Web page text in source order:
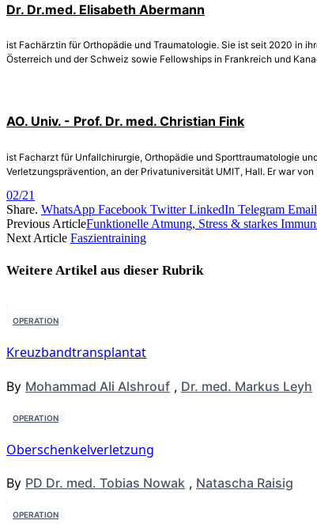
Dr. Dr.med. Elisabeth Abermann
ist Fachärztin für Orthopädie und Traumatologie. Sie ist seit 2020 in
Österreich und der Schweiz sowie Fellowships in Frankreich und
AO. Univ. - Prof. Dr. med. Christian Fink
ist Facharzt für Unfallchirurgie, Orthopädie und Sporttraumatologie
Verletzungsprävention, an der Privatuniversität UMIT, Hall. Er war
02/21
Share. WhatsApp Facebook Twitter LinkedIn Telegram Email
Previous ArticleFunktionelle Atmung, Stress & starkes
Next Article Faszientraining
Weitere Artikel aus dieser Rubrik
OPERATION
Kreuzbandtransplantat
By Mohammad Ali Alshrouf , Dr. med. Markus Leyh
OPERATION
Oberschenkelverletzung
By PD Dr. med. Tobias Nowak , Natascha Raisig
OPERATION